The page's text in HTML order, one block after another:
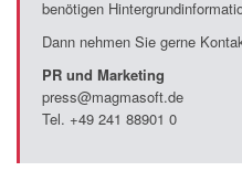
benötigen
Dann nehmen Sie gerne
PR und Marketing
press@magmasoft.de
Tel. +49 241 88901 0